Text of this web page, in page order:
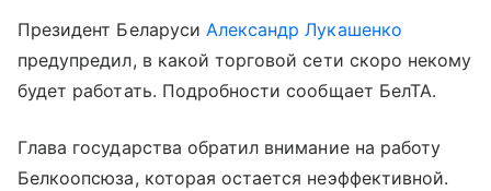
Президент Беларуси Александр Лукашенко
предупредил, в какой торговой сети скоро некому
будет работать. Подробности сообщает БелТА.
Глава государства обратил внимание на работу
Белкоопсюза, которая остается неэффективной.